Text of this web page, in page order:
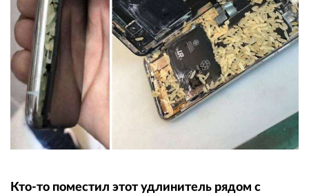
Кто-то поместил этот удлинитель рядом с